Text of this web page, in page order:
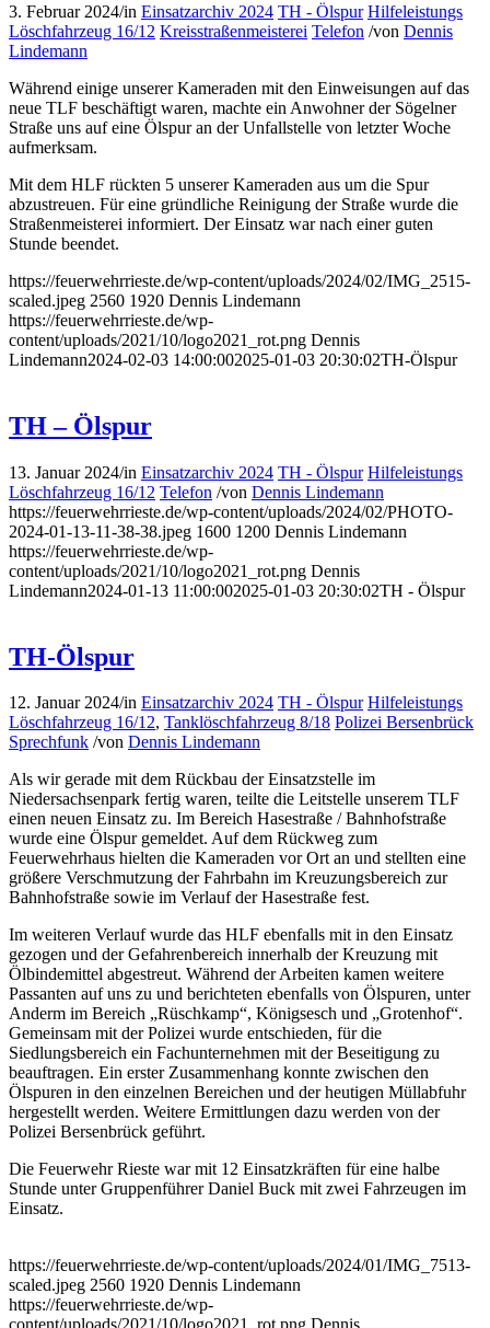
3. Februar 2024/in Einsatzarchiv 2024 TH - Ölspur Hilfeleistungs
Löschfahrzeug 16/12 Kreisstraßenmeisterei Telefon /von Dennis
Lindemann
Während einige unserer Kameraden mit den Einweisungen auf das
neue TLF beschäftigt waren, machte ein Anwohner der Sögelner
Straße uns auf eine Ölspur an der Unfallstelle von letzter Woche
aufmerksam.
Mit dem HLF rückten 5 unserer Kameraden aus um die Spur
abzustreuen. Für eine gründliche Reinigung der Straße wurde die
Straßenmeisterei informiert. Der Einsatz war nach einer guten
Stunde beendet.
https://feuerwehrrieste.de/wp-content/uploads/2024/02/IMG_2515-
scaled.jpeg 2560 1920 Dennis Lindemann
https://feuerwehrrieste.de/wp-
content/uploads/2021/10/logo2021_rot.png Dennis
Lindemann2024-02-03 14:00:002025-01-03 20:30:02TH-Ölspur
TH – Ölspur
13. Januar 2024/in Einsatzarchiv 2024 TH - Ölspur Hilfeleistungs
Löschfahrzeug 16/12 Telefon /von Dennis Lindemann
https://feuerwehrrieste.de/wp-content/uploads/2024/02/PHOTO-
2024-01-13-11-38-38.jpeg 1600 1200 Dennis Lindemann
https://feuerwehrrieste.de/wp-
content/uploads/2021/10/logo2021_rot.png Dennis
Lindemann2024-01-13 11:00:002025-01-03 20:30:02TH - Ölspur
TH-Ölspur
12. Januar 2024/in Einsatzarchiv 2024 TH - Ölspur Hilfeleistungs
Löschfahrzeug 16/12, Tanklöschfahrzeug 8/18 Polizei Bersenbrück
Sprechfunk /von Dennis Lindemann
Als wir gerade mit dem Rückbau der Einsatzstelle im
Niedersachsenpark fertig waren, teilte die Leitstelle unserem TLF
einen neuen Einsatz zu. Im Bereich Hasestraße / Bahnhofstraße
wurde eine Ölspur gemeldet. Auf dem Rückweg zum
Feuerwehrhaus hielten die Kameraden vor Ort an und stellten eine
größere Verschmutzung der Fahrbahn im Kreuzungsbereich zur
Bahnhofstraße sowie im Verlauf der Hasestraße fest.
Im weiteren Verlauf wurde das HLF ebenfalls mit in den Einsatz
gezogen und der Gefahrenbereich innerhalb der Kreuzung mit
Ölbindemittel abgestreut. Während der Arbeiten kamen weitere
Passanten auf uns zu und berichteten ebenfalls von Ölspuren, unter
Anderm im Bereich „Rüschkamp“, Königsesch und „Grotenhof“.
Gemeinsam mit der Polizei wurde entschieden, für die
Siedlungsbereich ein Fachunternehmen mit der Beseitigung zu
beauftragen. Ein erster Zusammenhang konnte zwischen den
Ölspuren in den einzelnen Bereichen und der heutigen Müllabfuhr
hergestellt werden. Weitere Ermittlungen dazu werden von der
Polizei Bersenbrück geführt.
Die Feuerwehr Rieste war mit 12 Einsatzkräften für eine halbe
Stunde unter Gruppenführer Daniel Buck mit zwei Fahrzeugen im
Einsatz.
https://feuerwehrrieste.de/wp-content/uploads/2024/01/IMG_7513-
scaled.jpeg 2560 1920 Dennis Lindemann
https://feuerwehrrieste.de/wp-